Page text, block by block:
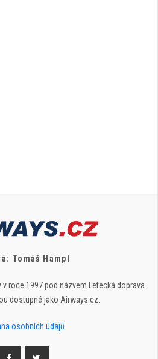
Tomáš Hampl
roce 1997 pod názvem Letecká doprava.
dostupné jako Airways.cz.
osobních údajů